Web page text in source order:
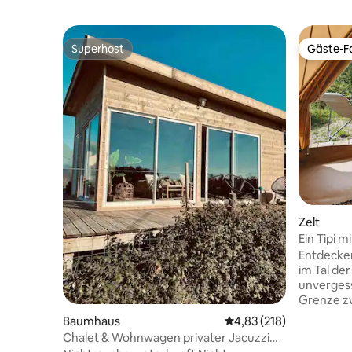
Superhost
Superhost
Baumhaus Durchschnittliche
4,83 (218)
Chalet & Wohnwagen privater Jacuzzi
Gäste-
Gäste-
Zelt
Ein Tipi
im Tal
Grenze